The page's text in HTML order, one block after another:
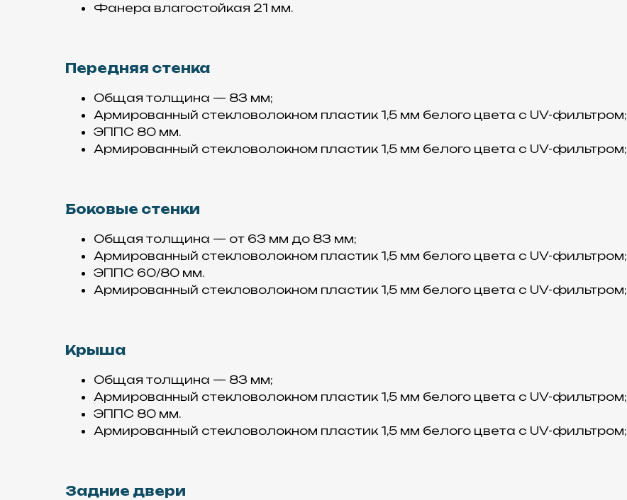
Фанера влагостойкая 21 мм.
Передняя стенка
Общая толщина — 83 мм;
Армированный стекловолокном пластик 1,5 мм белого цвета с UV-фильтром;
ЭППС 80 мм.
Армированный стекловолокном пластик 1,5 мм белого цвета с UV-фильтром;
Боковые стенки
Общая толщина — от 63 мм до 83 мм;
Армированный стекловолокном пластик 1,5 мм белого цвета с UV-фильтром;
ЭППС 60/80 мм.
Армированный стекловолокном пластик 1,5 мм белого цвета с UV-фильтром;
Крыша
Общая толщина — 83 мм;
Армированный стекловолокном пластик 1,5 мм белого цвета с UV-фильтром;
ЭППС 80 мм.
Армированный стекловолокном пластик 1,5 мм белого цвета с UV-фильтром;
Задние двери